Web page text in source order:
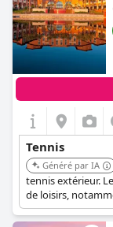
Tennis
Généré par IA
tennis extérieur.
de loisirs,
fitness. Le golf